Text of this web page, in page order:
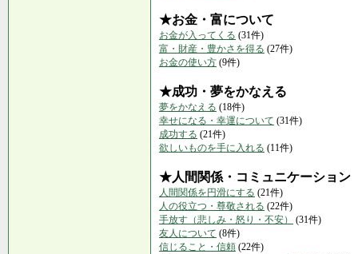
★お金・富について
お金が入ってくる (31件)
富・財産・豊かさを得る (27件)
お金の使い方 (9件)
★成功・夢をかなえる
夢をかなえる (18件)
幸せになる・幸運について (31件)
成功する (21件)
欲しいものを手に入れる (11件)
★人間関係・コミュニケーション
人間関係を円滑にする (21件)
人の役立つ・尊敬される (22件)
手放す（悲しみ・怒り・不安）
(31件)
友人について (8件)
信じること・信頼 (22件)